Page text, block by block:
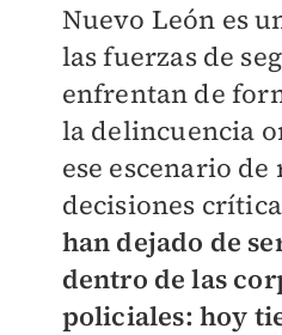
Nuevo León es
las fuerzas de
enfrentan de
la delincuencia
ese escenario de
decisiones
han dejado de
dentro de las
policiales: hoy